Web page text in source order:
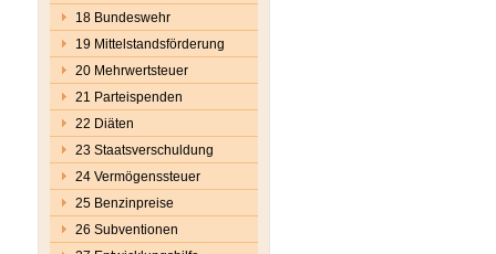
18 Bundeswehr
19 Mittelstandsförderung
20 Mehrwertsteuer
21 Parteispenden
22 Diäten
23 Staatsverschuldung
24 Vermögenssteuer
25 Benzinpreise
26 Subventionen